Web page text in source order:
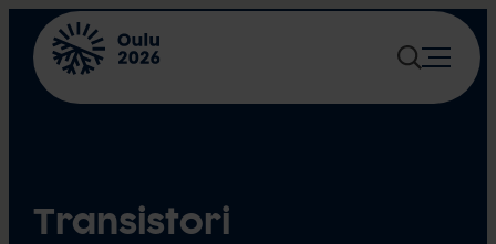
Siirry
sisältöön
Transistori